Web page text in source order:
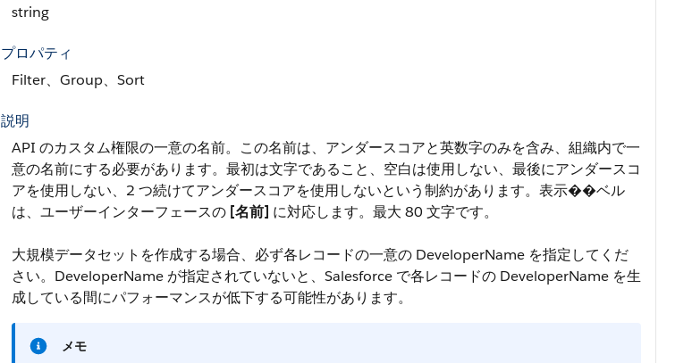
string
プロパティ
Filter、Group、Sort
説明
API のカスタム権限の一意の名前。この名前は、アンダースコアと英数字のみを含み、組織内で一
意の名前にする必要があります。最初は文字であること、空白は使用しない、最後にアンダースコ
アを使用しない、2 つ続けてアンダースコアを使用しないという制約があります。表示��ベル
は、ユーザーインターフェースの [名前] に対応します。最大 80 文字です。
大規模データセットを作成する場合、必ず各レコードの一意の DeveloperName を指定してくだ
さい。 DeveloperName が指定されていないと、Salesforce で各レコードの DeveloperName を生
成している間にパフォーマンスが低下する可能性があります。
メモ